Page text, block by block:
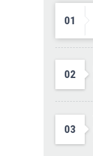
01
02
03